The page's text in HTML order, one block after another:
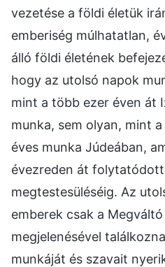
vezetése a földi életük
emberiség múlhatatlan,
álló földi életének
hogy az utolsó napok
mint a több ezer éven át
munka, sem olyan, mint
éves munka Júdeában,
évezreden át
megtestesüléséig. Az
emberek csak a
megjelenésével
munkáját és szavait